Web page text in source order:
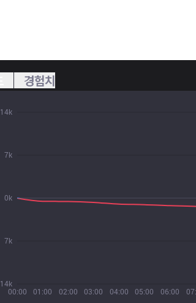
경험치
00:00 01:00 02:00 03:00 04:00 05:00 06:00
14k
7k
0k
7k
14k